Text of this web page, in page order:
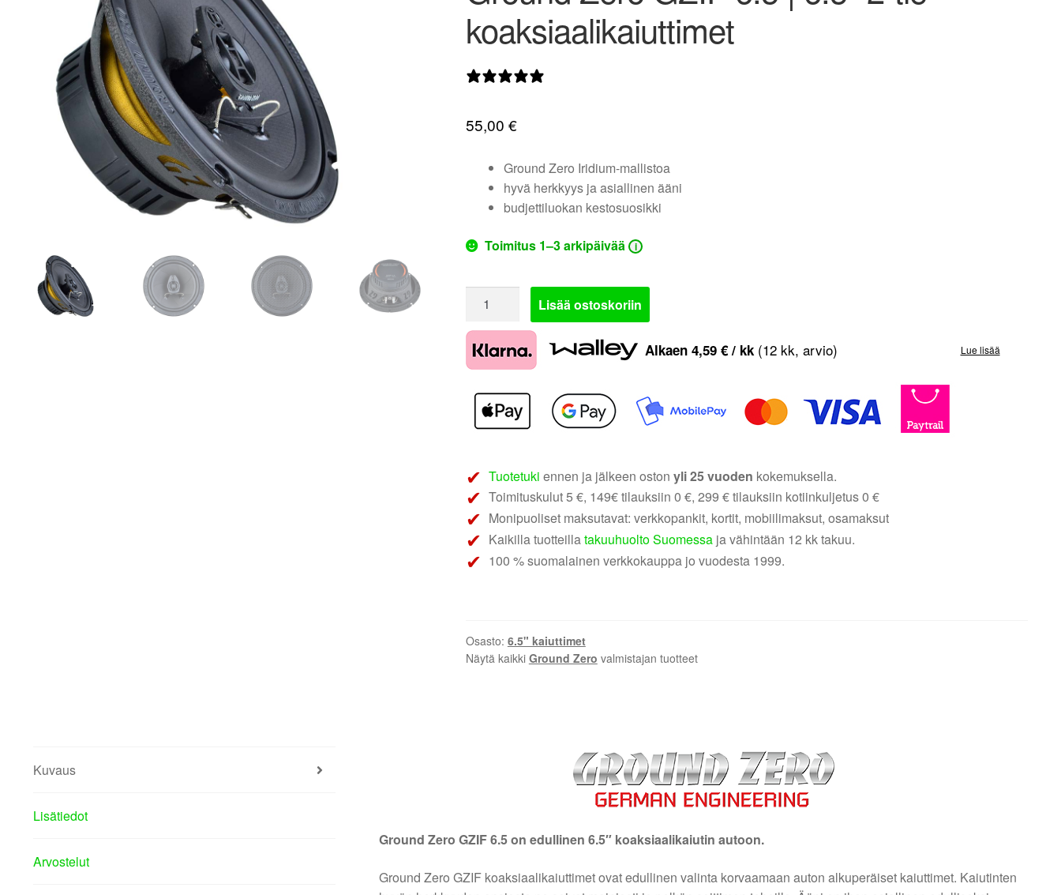
koaksiaalikaiuttimet
55,00 €
Ground Zero Iridium-mallistoa
hyvä herkkyys ja asiallinen ääni
budjettiluokan kestosuosikki
Toimitus 1–3 arkipäivää i
Ground
GZIF
6.5
6.5"
tie
määrä
Lisää ostoskoriin
Alkaen 4,59 €/ kk(12 kk, arvio) Lue lisää
Tuotetuki ennen ja jälkeen oston yli 25 vuoden kokemuksella.
Toimituskulut 5 €, 149€ tilauksiin 0 €, 299 € tilauksiin kotiinkuljetus 0 €
Monipuoliset maksutavat: verkkopankit, kortit, mobiilimaksut, osamaksut
Kaikilla tuotteillatakuuhuolto Suomessaja vähintään 12 kk takuu.
100 % suomalainen verkkokauppa jo vuodesta 1999.
Osasto: 6.5" kaiuttimet
Näytä kaikki Ground Zero valmistajan tuotteet
Kuvaus
Lisätiedot
Arvostelut
Ground Zero GZIF 6.5 on edullinen 6.5″ koaksiaalikaiutin autoon.
Ground Zero GZIF koaksiaalikaiuttimet ovat edullinen valinta korvaamaan auton alkuperäiset kaiuttimet. Kaiutinten